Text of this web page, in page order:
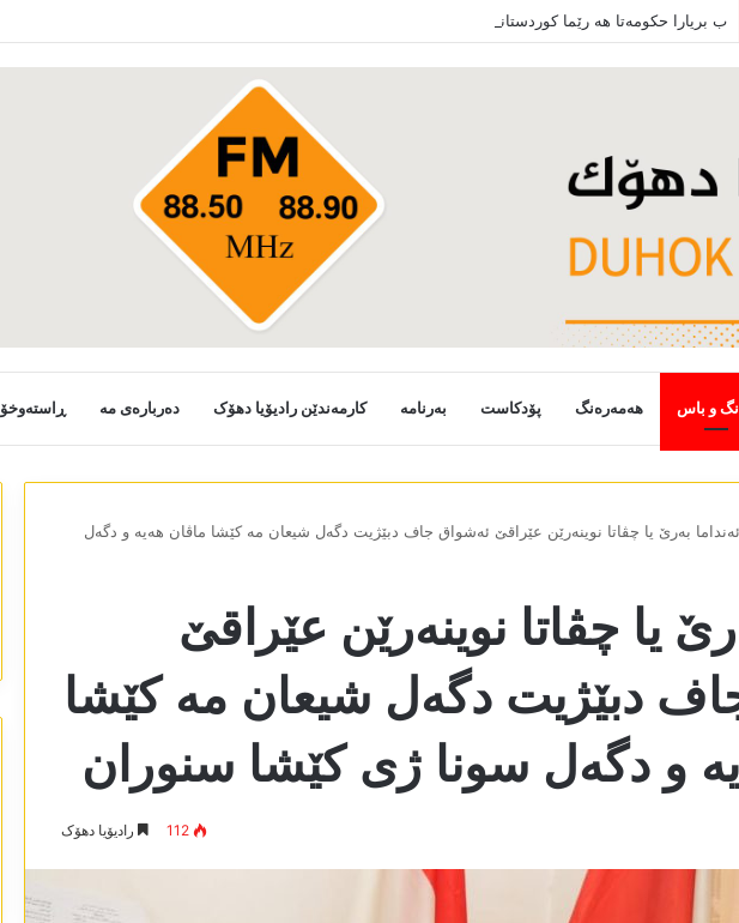
ب بریارا حکومەتا ھە رێما کوردستانی خەلکێ گوندێن سەر ب ئێدارا زاخو ڤە دشین سەرەدانا گوندیێن خو بکەن
و باس هەمەرەنگ پۆدکاست بەرنامە کارمەندێن رادیۆیا دھۆک دەربارەی مە ڕاستەوخۆ
ئەنداما بەرێ یا چڤاتا نوینەرێن عێراقێ ئەشواق جاف دبێژیت دگەل شیعان مە کێشا ماڤان ھەیە و دگەل
یا چڤاتا نوینەرێن عێراقێ
دبێژیت دگەل شیعان مە کێشا
و دگەل سونا ژی کێشا سنوران
112 رادیۆیا دھۆک